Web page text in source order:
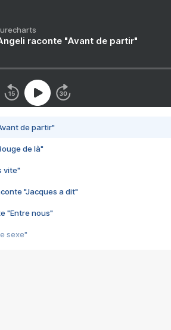
raconte "Avant de partir"
de partir"
de là"
vite"
"Jacques a dit"
"Entre nous"
sexe"